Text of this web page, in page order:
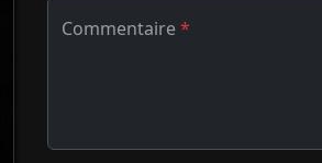
Commentaire*